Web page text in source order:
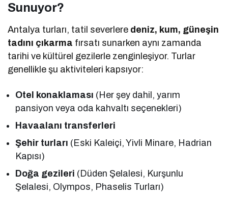
Sunuyor?
Antalya turları, tatil severlere deniz, kum, güneşin
tadını çıkarma fırsatı sunarken aynı zamanda
tarihi ve kültürel gezilerle zenginleşiyor. Turlar
genellikle şu aktiviteleri kapsıyor:
Otel konaklaması (Her şey dahil, yarım
pansiyon veya oda kahvaltı seçenekleri)
Havaalanı transferleri
Şehir turları (Eski Kaleiçi, Yivli Minare, Hadrian
Kapısı)
Doğa gezileri (Düden Şelalesi, Kurşunlu
Şelalesi, Olympos, Phaselis Turları)